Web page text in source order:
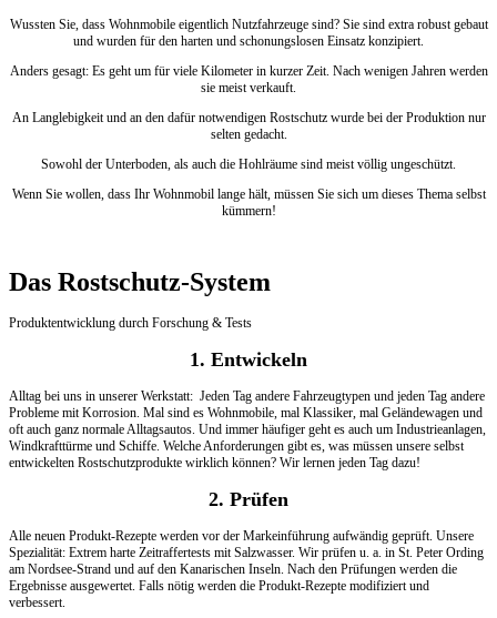
Wussten Sie, dass Wohnmobile eigentlich Nutzfahrzeuge sind? Sie sind extra robust gebaut
und wurden für den harten und schonungslosen Einsatz konzipiert.
Anders gesagt: Es geht um für viele Kilometer in kurzer Zeit. Nach wenigen Jahren werden
sie meist verkauft.
An Langlebigkeit und an den dafür notwendigen Rostschutz wurde bei der Produktion nur
selten gedacht.
Sowohl der Unterboden, als auch die Hohlräume sind meist völlig ungeschützt.
Wenn Sie wollen, dass Ihr Wohnmobil lange hält, müssen Sie sich um dieses Thema selbst
kümmern!
Das Rostschutz-System
Produktentwicklung durch Forschung & Tests
1. Entwickeln
Alltag bei uns in unserer Werkstatt: Jeden Tag andere Fahrzeugtypen und jeden Tag andere
Probleme mit Korrosion. Mal sind es Wohnmobile, mal Klassiker, mal Geländewagen und
oft auch ganz normale Alltagsautos. Und immer häufiger geht es auch um Industrieanlagen,
Windkrafttürme und Schiffe. Welche Anforderungen gibt es, was müssen unsere selbst
entwickelten Rostschutzprodukte wirklich können? Wir lernen jeden Tag dazu!
2. Prüfen
Alle neuen Produkt-Rezepte werden vor der Markeinführung aufwändig geprüft. Unsere
Spezialität: Extrem harte Zeitraffertests mit Salzwasser. Wir prüfen u. a. in St. Peter Ording
am Nordsee-Strand und auf den Kanarischen Inseln. Nach den Prüfungen werden die
Ergebnisse ausgewertet. Falls nötig werden die Produkt-Rezepte modifiziert und
verbessert.